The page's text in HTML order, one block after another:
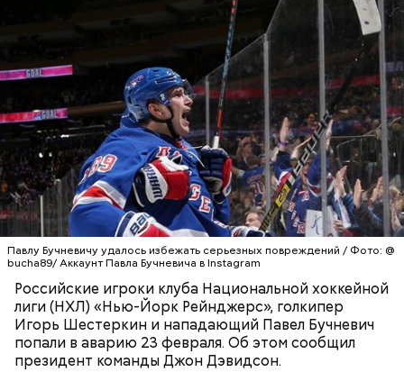
Павлу Бучневичу удалось избежать серьезных повреждений / Фото: @
bucha89/ Аккаунт Павла Бучневича в Instagram
Российские игроки клуба Национальной хоккейной
лиги (НХЛ) «Нью-Йорк Рейнджерс», голкипер
Игорь Шестеркин и нападающий Павел Бучневич
попали в аварию 23 февраля. Об этом сообщил
президент команды Джон Дэвидсон.
Бучневичу удалось избежать серьезных
повреждений, сообщает «Р-Спорт ».
ЗДОРОВЬЕ ДТП НХЛ